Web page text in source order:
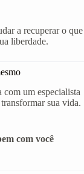
a recuperar o que
liberdade.
com um especialista
sua vida.
com você